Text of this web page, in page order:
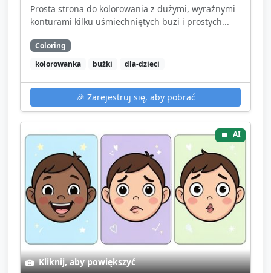
Prosta strona do kolorowania z dużymi, wyraźnymi
konturami kilku uśmiechniętych buzi i prostych...
Coloring
kolorowanka
buźki dla-dzieci
🎉 Zarejestruj się, aby pobrać
AI
Kliknij, aby powiększyć